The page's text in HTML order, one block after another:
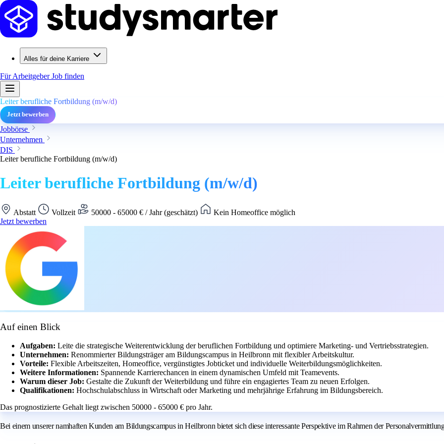
Alles für deine Karriere
Für ArbeitgeberJob finden
Leiter berufliche Fortbildung (m/w/d)
Jetzt bewerben
Jobbörse
Unternehmen
DIS
Leiter berufliche Fortbildung (m/w/d)
Leiter berufliche Fortbildung (m/w/d)
Abstatt Vollzeit 50000 - 65000 € / Jahr (geschätzt)
Kein Homeoffice möglich
Jetzt bewerben
Auf einen Blick
Aufgaben: Leite die strategische Weiterentwicklung der beruflichen Fortbildung und optimiere Marketing- und Vertriebsstrategien.
Unternehmen: Renommierter Bildungsträger am Bildungscampus in Heilbronn mit flexibler Arbeitskultur.
Vorteile: Flexible Arbeitszeiten, Homeoffice, vergünstigtes Jobticket und individuelle Weiterbildungsmöglichkeiten.
Weitere Informationen: Spannende Karrierechancen in einem dynamischen Umfeld mit Teamevents.
Warum dieser Job: Gestalte die Zukunft der Weiterbildung und führe ein engagiertes Team zu neuen Erfolgen.
Qualifikationen: Hochschulabschluss in Wirtschaft oder Marketing und mehrjährige Erfahrung im Bildungsbereich.
Das prognostizierte Gehalt liegt zwischen 50000 - 65000 € pro Jahr.
Bei einem unserer namhaften Kunden am Bildungscampus in Heilbronn bietet sich diese interessante Perspektive im Rahmen der